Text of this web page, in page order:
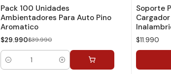
Pack 100 Unidades
Ambientadores Para Auto Pino
Aromatico
$29.990$39.990
Cantidad
Soporte
$11.990